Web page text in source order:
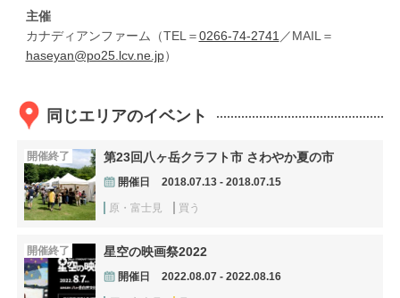
主催
カナディアンファーム（TEL＝0266-74-2741／MAIL＝
haseyan@po25.lcv.ne.jp）
同じエリアのイベント
開催終了 第23回八ヶ岳クラフト市 さわやか夏の市
開催日 2018.07.13 - 2018.07.15
原・富士見 買う
開催終了 星空の映画祭2022
開催日 2022.08.07 - 2022.08.16